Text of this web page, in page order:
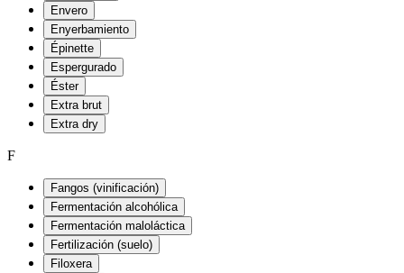
Envero
Enyerbamiento
Épinette
Espergurado
Éster
Extra brut
Extra dry
F
Fangos (vinificación)
Fermentación alcohólica
Fermentación maloláctica
Fertilización (suelo)
Filoxera